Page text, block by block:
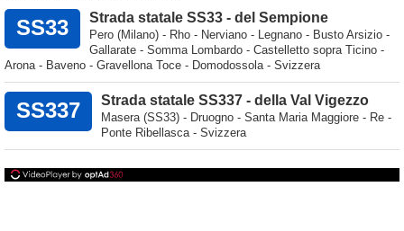
SS33 Strada statale SS33 - del Sempione
Pero (Milano) - Rho - Nerviano - Legnano - Busto Arsizio -
Gallarate - Somma Lombardo - Castelletto sopra Ticino -
Arona - Baveno - Gravellona Toce - Domodossola - Svizzera
SS337 Strada statale SS337 - della Val Vigezzo
Masera (SS33) - Druogno - Santa Maria Maggiore - Re -
Ponte Ribellasca - Svizzera